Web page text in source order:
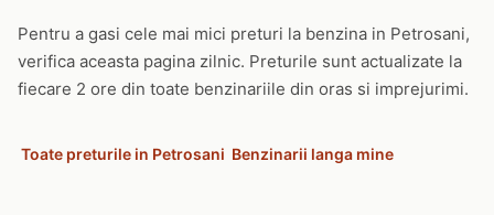
Pentru a gasi cele mai mici preturi la benzina in Petrosani,
verifica aceasta pagina zilnic. Preturile sunt actualizate la
fiecare 2 ore din toate benzinariile din oras si imprejurimi.
Toate preturile in Petrosani Benzinarii langa mine